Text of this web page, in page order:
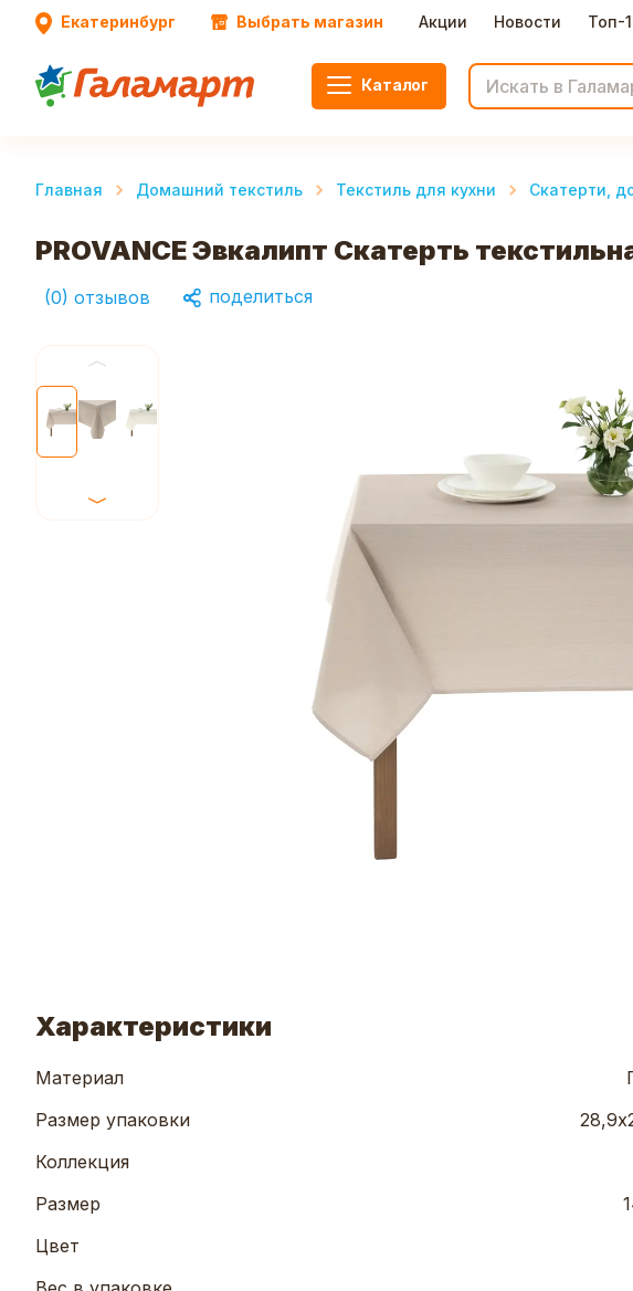
Екатеринбург Выбрать магазин Акции Новости Топ-
Каталог
Главная Домашний текстиль Текстиль для кухни Скатерти,
PROVANCE Эвкалипт Скатерть
(0) отзывов поделиться
Характеристики
Материал
Размер упаковки
Коллекция
Размер
Цвет